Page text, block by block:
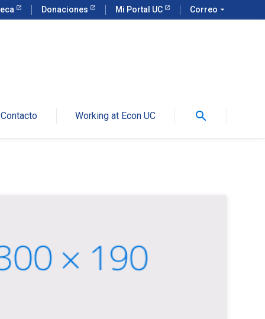
Donaciones Mi Portal UC Correo arrow_drop_down
Contacto Working at Econ UC search